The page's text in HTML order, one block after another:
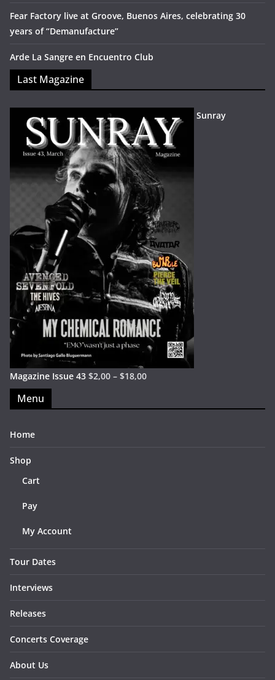
Fear Factory live at Groove, Buenos Aires, celebrating 30
years of “Demanufacture”
Arde La Sangre en Encuentro Club
Last Magazine
Sunray
Magazine Issue 43 $2,00 – $18,00
Menu
Home
Shop
Cart
Pay
My Account
Tour Dates
Interviews
Releases
Concerts Coverage
About Us